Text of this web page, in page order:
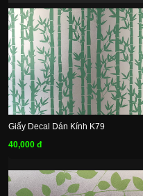
Giấy Decal Dán Kính K79
40,000 đ